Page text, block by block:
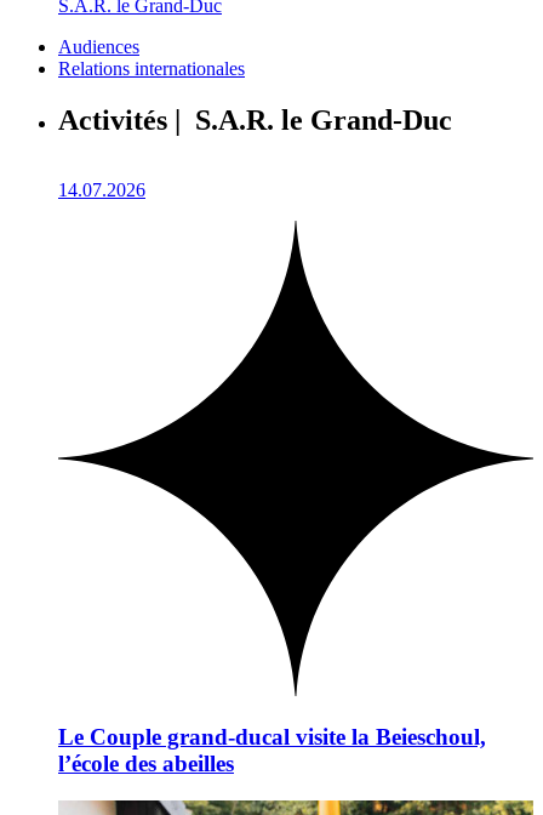
S.A.R. le Grand-Duc
Audiences
Relations internationales
Activités | S.A.R. le Grand-Duc
14.07.2026
Le Couple grand-ducal visite la Beieschoul,
l’école des abeilles